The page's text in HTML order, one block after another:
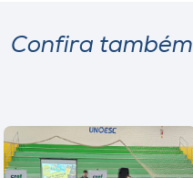
Confira também